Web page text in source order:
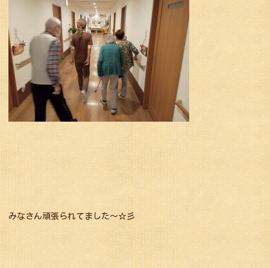
みなさん頑張られてました～☆彡